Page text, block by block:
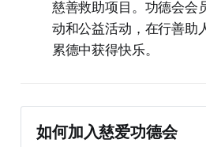
慈善救助项目。功德会会
动和公益活动，在行善助
累德中获得快乐。
如何加入慈爱功德会